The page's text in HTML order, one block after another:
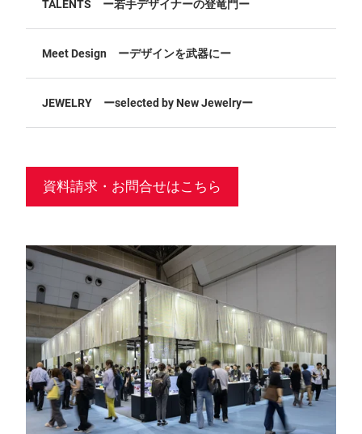
TALENTS ー若手デザイナーの登竜門ー
Meet Design ーデザインを武器にー
JEWELRY ーselected by New Jewelryー
資料請求・お問合せはこちら